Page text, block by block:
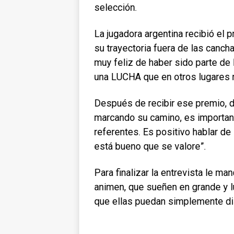
selección.
La jugadora argentina recibió el
su trayectoria fuera de las
muy feliz de haber sido parte de
una LUCHA que en otros
Después de recibir ese premio,
marcando su camino, es
referentes. Es positivo hablar
está bueno que se valore”.
Para finalizar la entrevista le
animen, que sueñen en grande
que ellas puedan simplemente